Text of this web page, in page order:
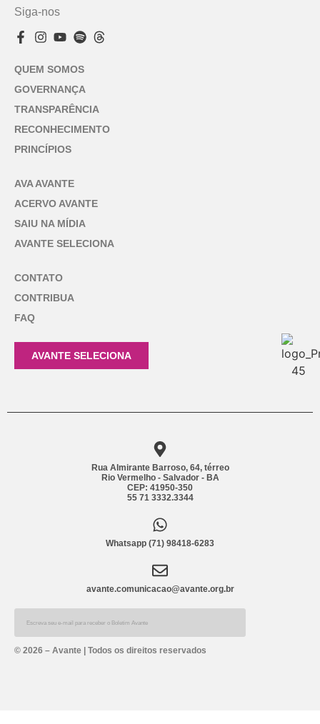
Siga-nos
QUEM SOMOS
GOVERNANÇA
TRANSPARÊNCIA
RECONHECIMENTO
PRINCÍPIOS
AVA AVANTE
ACERVO AVANTE
SAIU NA MÍDIA
AVANTE SELECIONA
CONTATO
CONTRIBUA
FAQ
AVANTE SELECIONA
Rua Almirante Barroso, 64, térreo
Rio Vermelho - Salvador - BA
CEP: 41950-350
55 71 3332.3344
Whatsapp (71) 98418-6283
avante.comunicacao@avante.org.br
Alternative:
© 2026 – Avante | Todos os direitos reservados